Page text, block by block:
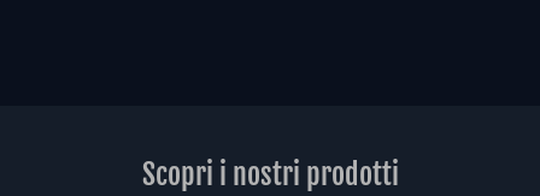
Scopri i nostri prodotti